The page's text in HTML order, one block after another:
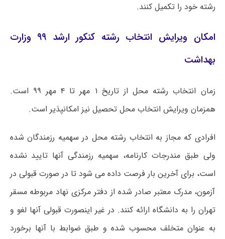
رشته خود را تکمیل کنند.
امکان ویرایش انتخاب رشته کنکور ارشد ۹۹ وزارت
بهداشت
زمان انتخاب رشته محل از تاریخ ۱ مهر تا ۴ مهر ۹۹ است.
همزمان ویرایش انتخاب محل تحصیل نیز امکانپذیر است.
افرادی که مجاز به انتخاب رشته محل در سهمیه رزمندگان شده
ولی طبق مندرجات کارنامه، سهمیه رزمندگی آنها تایید نشده
است، برای آخرین بار فرصت داده می شود تا در صورت قبولی در
آزمون، مدرک معتبر صادر شده از دفتر مرکزی نهاد مربوطه مسقر
تهران را به دانشگاه ارائه کنند. در غیر اینصورت قبولی آنها لغو و
به عنوان متخلف محسوب شده و طبق ضوابط با آنها برخورد